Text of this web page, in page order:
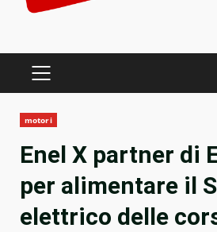
PRIMARY
motori
Enel X partner di
per alimentare il
elettrico delle